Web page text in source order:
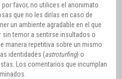
favor, no utilices el anonimato
que no les dirías en caso de
un ambiente agradable en el que
sin temor a sentirse insultados o
manera repetitiva sobre un mismo
identidades (astroturfing) o
Los comentarios que incumplan